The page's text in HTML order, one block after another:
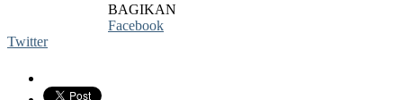
BAGIKAN
Facebook
Twitter